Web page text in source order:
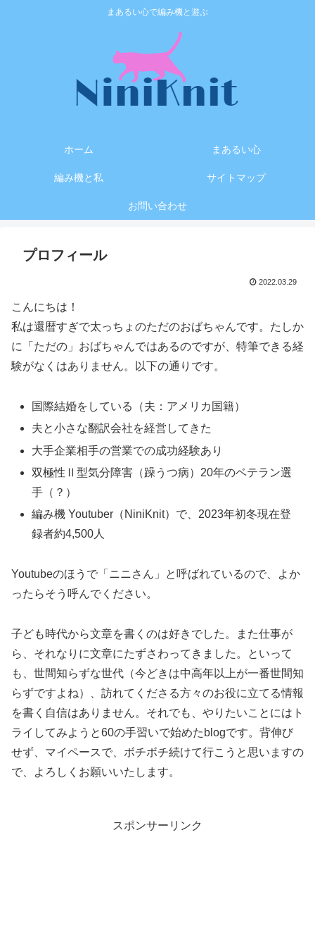
まあるい心で編み機と遊ぶ
ホーム まあるい心
編み機と私 サイトマップ
お問い合わせ
プロフィール
2022.03.29
こんにちは！
私は還暦すぎで太っちょのただのおばちゃんです。たしか
に「ただの」おばちゃんではあるのですが、特筆できる経
験がなくはありません。以下の通りです。
国際結婚をしている（夫：アメリカ国籍）
夫と小さな翻訳会社を経営してきた
大手企業相手の営業での成功経験あり
双極性Ⅱ型気分障害（躁うつ病）20年のベテラン選
手（？）
編み機 Youtuber（NiniKnit）で、2023年初冬現在登
録者約4,500人
Youtubeのほうで「ニニさん」と呼ばれているので、よか
ったらそう呼んでください。
子ども時代から文章を書くのは好きでした。また仕事が
ら、それなりに文章にたずさわってきました。といって
も、世間知らずな世代（今どきは中高年以上が一番世間知
らずですよね）、訪れてくださる方々のお役に立てる情報
を書く自信はありません。それでも、やりたいことにはト
ライしてみようと60の手習いで始めたblogです。背伸び
せず、マイペースで、ボチボチ続けて行こうと思いますの
で、よろしくお願いいたします。
スポンサーリンク